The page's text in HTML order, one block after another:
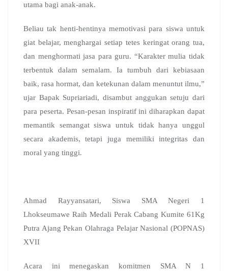
utama bagi anak-anak.
Beliau tak henti-hentinya memotivasi para siswa untuk
giat belajar, menghargai setiap tetes keringat orang tua,
dan menghormati jasa para guru. “Karakter mulia tidak
terbentuk dalam semalam. Ia tumbuh dari kebiasaan
baik, rasa hormat, dan ketekunan dalam menuntut ilmu,”
ujar Bapak Supriariadi, disambut anggukan setuju dari
para peserta. Pesan-pesan inspiratif ini diharapkan dapat
memantik semangat siswa untuk tidak hanya unggul
secara akademis, tetapi juga memiliki integritas dan
moral yang tinggi.
Ahmad Rayyansatari, Siswa SMA Negeri 1
Lhokseumawe Raih Medali Perak Cabang Kumite 61Kg
Putra Ajang Pekan Olahraga Pelajar Nasional (POPNAS)
XVII
Acara ini menegaskan komitmen SMA N 1